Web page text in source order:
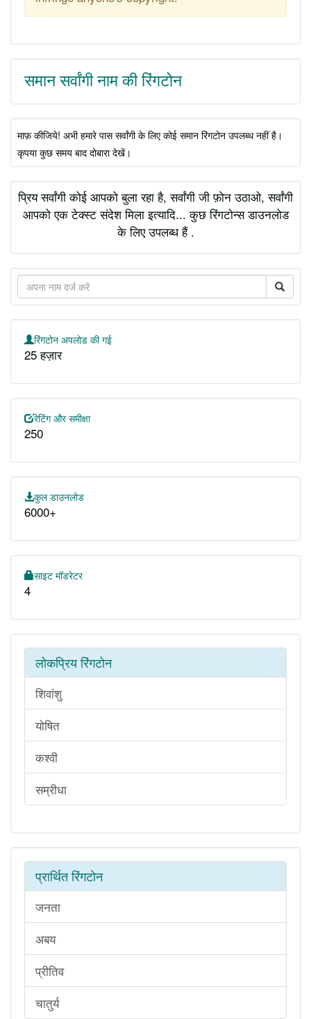
समान सर्वांगी नाम की रिंगटोन
माफ़ कीजिये! अभी हमारे पास सर्वांगी के लिए कोई समान रिंगटोन उपलब्ध नहीं है।
कृपया कुछ समय बाद दोबारा देखें।
प्रिय सर्वांगी कोई आपको बुला रहा है, सर्वांगी जी फ़ोन उठाओ, सर्वांगी
आपको एक टेक्स्ट संदेश मिला इत्यादि... कुछ रिंगटोन्स डाउनलोड
के लिए उपलब्ध हैं .
रिंगटोन अपलोड की गई
25 हज़ार
रेटिंग और समीक्षा
250
कुल डाउनलोड
6000+
साइट मॉडरेटर
4
लोकप्रिय रिंगटोन
शिवांशु
योषित
कश्वी
सम्रीधा
प्रार्थित रिंगटोन
जनता
अबय
प्रीतिव
चातुर्य